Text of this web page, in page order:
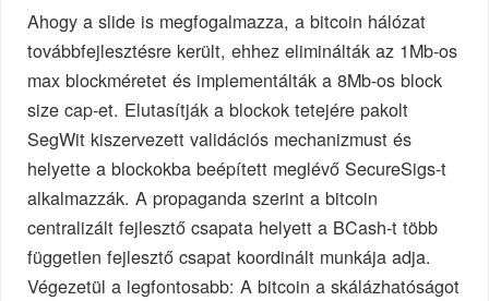
Ahogy a slide is megfogalmazza, a bitcoin hálózat
továbbfejlesztésre került, ehhez eliminálták az 1Mb-os
max blockméretet és implementálták a 8Mb-os block
size cap-et. Elutasítják a blockok tetejére pakolt
SegWit kiszervezett validációs mechanizmust és
helyette a blockokba beépített meglévő SecureSigs-t
alkalmazzák. A propaganda szerint a bitcoin
centralizált fejlesztő csapata helyett a BCash-t több
független fejlesztő csapat koordinált munkája adja.
Végezetül a legfontosabb: A bitcoin a skálázhatóságot